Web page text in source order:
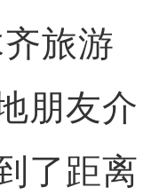
旅游
朋友介
了距离